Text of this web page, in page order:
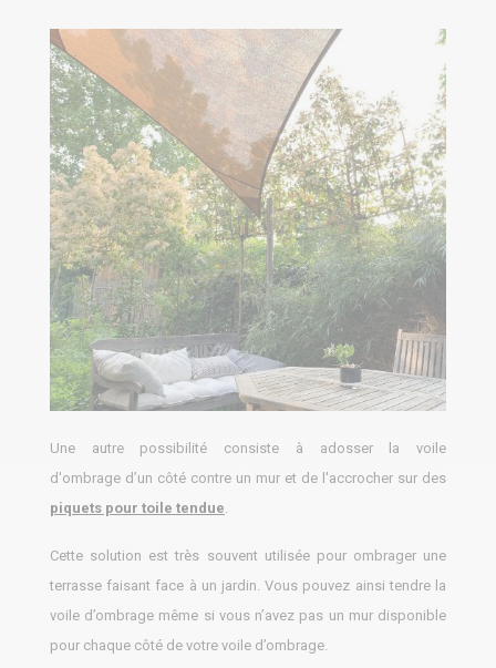
Une autre possibilité consiste à adosser la voile
d'ombrage d’un côté contre un mur et de l'accrocher sur des
piquets pour toile tendue.
Cette solution est très souvent utilisée pour ombrager une
terrasse faisant face à un jardin. Vous pouvez ainsi tendre la
voile d’ombrage même si vous n’avez pas un mur disponible
pour chaque côté de votre voile d’ombrage.